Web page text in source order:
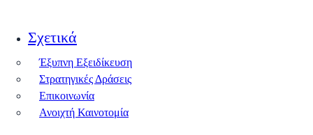
Σχετικά
Έξυπνη Εξειδίκευση
Στρατηγικές Δράσεις
Επικοινωνία
Ανοιχτή Καινοτομία